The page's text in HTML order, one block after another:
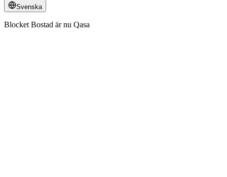
Svenska
Blocket Bostad är nu Qasa